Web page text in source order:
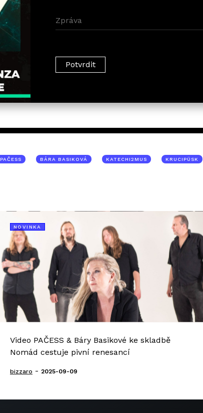
PAČESS BÁRA BASIKOVÁ KATECHI2MUS KRUCIPÜSK
NOVINKA
Video PAČESS & Báry Basikové ke skladbě
Nomád cestuje pivní renesancí
bizzaro - 2025-09-09